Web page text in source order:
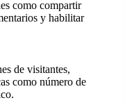
como compartir
y habilitar
de visitantes,
como número de